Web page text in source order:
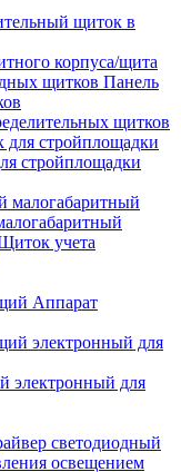
щиток в
корпуса/щита
Панель
щитков
стройплощадки
учета
Аппарат
электронный для
светодиодный